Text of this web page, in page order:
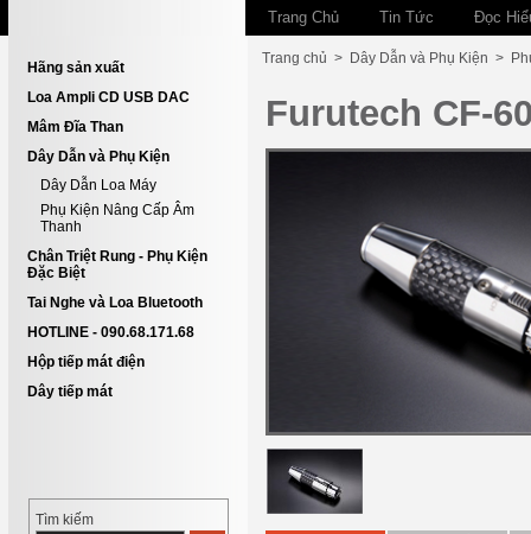
Trang Chủ Tin Tức Đọc
Hãng sản xuất
Loa Ampli CD USB DAC
Mâm Đĩa Than
Dây Dẫn và Phụ Kiện
Dây Dẫn Loa Máy
Phụ Kiện Nâng Cấp Âm
Thanh
Chân Triệt Rung - Phụ Kiện
Đặc Biệt
Tai Nghe và Loa Bluetooth
HOTLINE - 090.68.171.68
Hộp tiếp mát điện
Dây tiếp mát
Tìm kiếm
Trang chủ > Dây Dẫn và Phụ Kiện >
Furutech CF-